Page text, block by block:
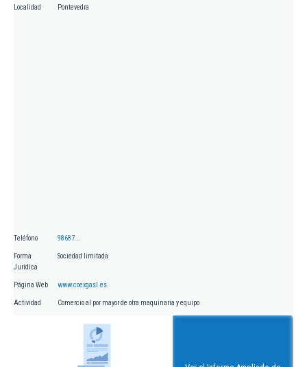
Localidad Pontevedra
Teléfono 98687...
Forma
Jurídica
Sociedad limitada
Página Web www.coexgasl.es
Actividad Comercio al por mayor de otra maquinaria y equipo